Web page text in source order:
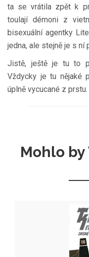
ta se vrátila zpět k
toulají démoni z
bisexuální agentky
jedna, ale stejně je s ní
Jistě, ještě je tu to
Vždycky je tu nějaké
úplně vycucané z prstu.
Mohlo by